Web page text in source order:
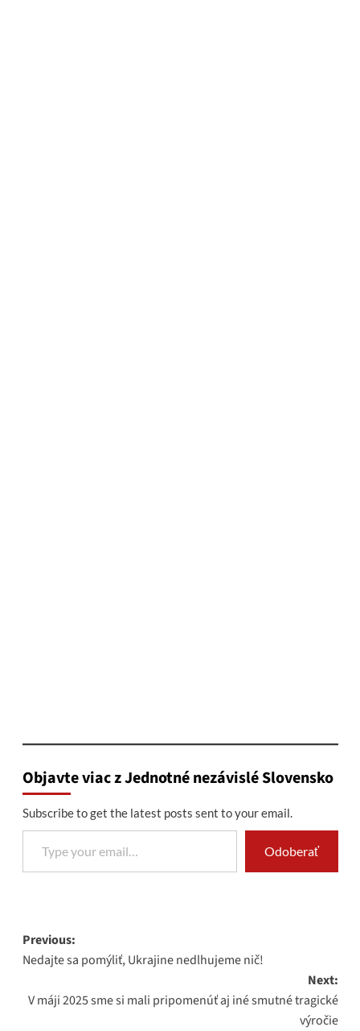
Objavte viac z Jednotné nezávislé Slovensko
Subscribe to get the latest posts sent to your email.
Type your email…
Odoberať
Post
navigation
Previous:
Nedajte sa pomýliť, Ukrajine nedlhujeme nič!
Next:
V máji 2025 sme si mali pripomenúť aj iné smutné tragické
výročie